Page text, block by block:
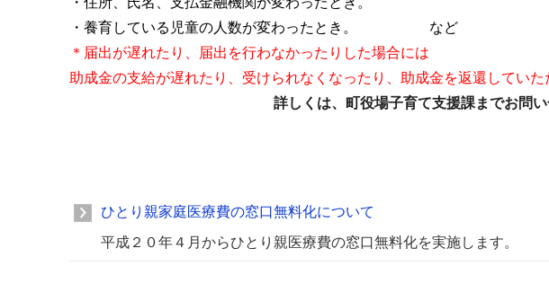
・養育している児童の人数が変わったとき。 など
＊届出が遅れたり、届出を行わなかったりした場合には
助成金の支給が遅れたり、受けられなくなったり、助成金を返還していた
詳しくは、町役場子育て支援課までお問い
ひとり親家庭医療費の窓口無料化について
平成２０年４月からひとり親医療費の窓口無料化を実施します。